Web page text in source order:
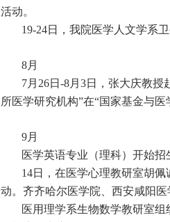
活动。
19-24日，我院医学人文学系
8月
7月26日-8月3日，张大庆教
所医学研究机构”在“国家基金与医
9月
医学英语专业（理科）开始招
14日，在医学心理教研室胡
动。齐齐哈尔医学院、西安咸阳
医用理学系生物数学教研室